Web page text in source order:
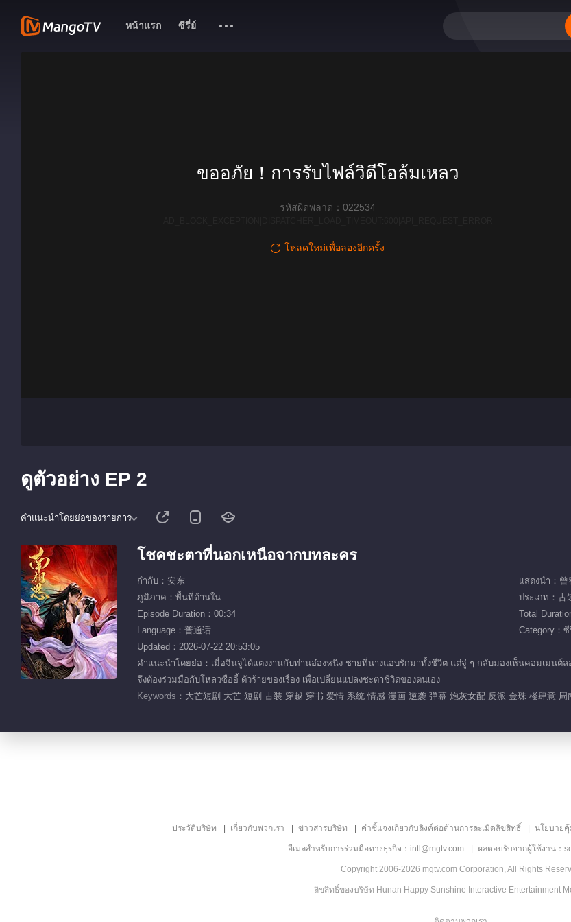
หน้าแรก ซีรี่ย์
ขออภัย！การรับไฟล์วิดีโอล้มเหลว
รหัสผิดพลาด：022534
โหลดใหม่เพื่อลองอีกครั้ง
ดูตัวอย่าง EP 2
คำแนะนำโดยย่อของรายการ
โชคชะตาที่นอกเหนือจากบทละคร
กำกับ：安东
แสดงนำ：曾
ภูมิภาค：พื้นที่ด้านใน
ประเภท：古
Episode Duration：00:34
Total
Language：普通话
Category：ซี
Updated：2026-07-22 20:53:05
คำแนะนำโดยย่อ：เมื่อจินจูได้แต่งงานกับท่านอ๋องหนิง ชายที่นางแอบรักมาทั้งชีวิต แต่จู่ ๆ กลับมองเห็นคอมเมนต์
จึงต้องร่วมมือกับโหลวซื่ออี้ ตัวร้ายของเรื่อง เพื่อเปลี่ยนแปลงชะตาชีวิตของตนเอง
Keywords： 大芒短剧 大芒 短剧 古装 穿越 穿书 爱情 系统 情感 漫画 逆袭 弹幕 炮灰女配 反派 金珠 楼肆意 周
ประวัติบริษัท เกี่ยวกับพวกเรา ข่าวสารบริษัท คำชี้แจงเกี่ยวกับลิงค์ต่อต้านการละเมิดลิขสิทธิ์ นโยบาย
อีเมลสำหรับการร่วมมือทางธุรกิจ：intl@mgtv.com ผลตอบรับจากผู้ใช้งาน：
Copyright 2006-2026 mgtv.com Corporation, All Rights
ลิขสิทธิ์ของบริษัท Hunan Happy Sunshine Interactive Entertainment